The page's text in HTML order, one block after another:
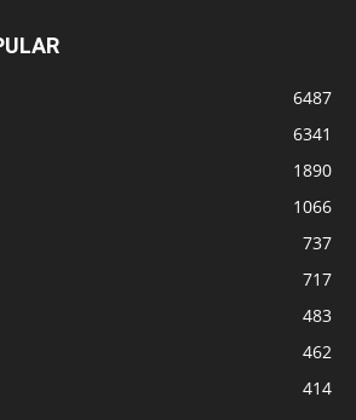
6487
6341
1890
1066
737
717
483
462
414